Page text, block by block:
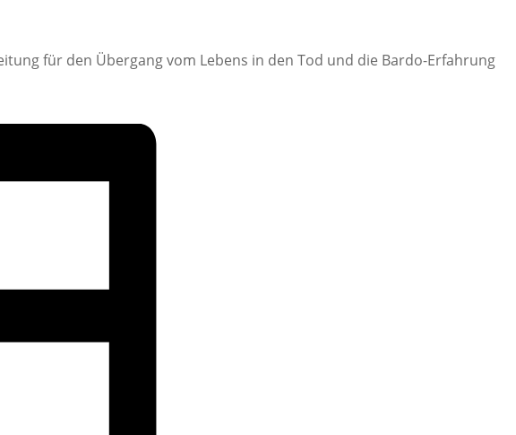
für den Übergang vom Lebens in den Tod und die Bardo-Erfahrung